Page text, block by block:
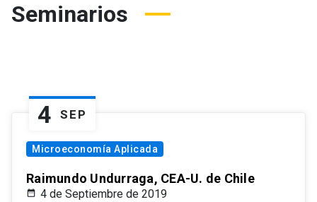
Seminarios
4 SEP
Microeconomía Aplicada
Raimundo Undurraga, CEA-U. de Chile
4 de Septiembre de 2019